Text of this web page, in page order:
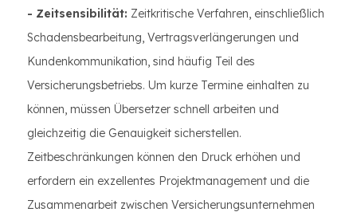
- Zeitsensibilität: Zeitkritische Verfahren, einschließlich
Schadensbearbeitung, Vertragsverlängerungen und
Kundenkommunikation, sind häufig Teil des
Versicherungsbetriebs. Um kurze Termine einhalten zu
können, müssen Übersetzer schnell arbeiten und
gleichzeitig die Genauigkeit sicherstellen.
Zeitbeschränkungen können den Druck erhöhen und
erfordern ein exzellentes Projektmanagement und die
Zusammenarbeit zwischen Versicherungsunternehmen